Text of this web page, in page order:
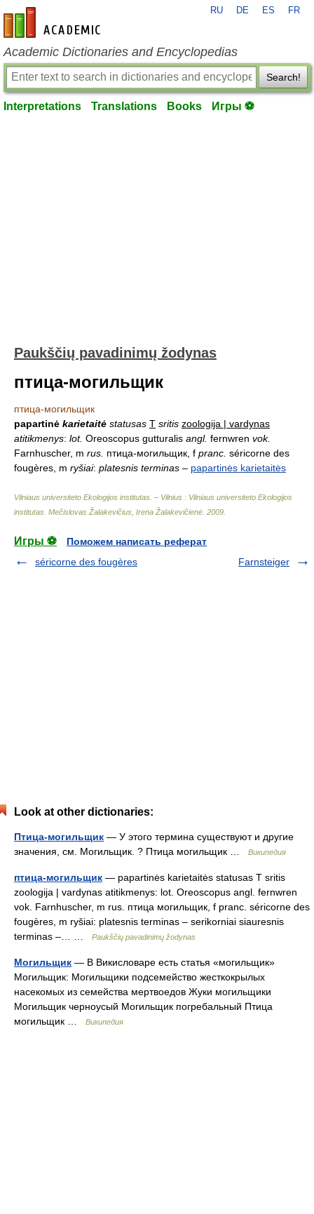
en-academic.com
RU DE ES FR
Academic Dictionaries and Encyclopedias
Search!
Interpretations Translations Books Игры ⚽
Paukščių pavadinimų žodynas
птица-могильщик
птица-могильщик
papartinė karietaitė statusas T sritis zoologija | vardynas
atitikmenys: lot. Oreoscopus gutturalis angl. fernwren vok.
Farnhuscher, m rus. птица-могильщик, f pranc. séricorne des
fougères, m ryšiai: platesnis terminas – papartinės karietaitės
Vilniaus universiteto Ekologijos institutas. – Vilnius : Vilniaus universiteto Ekologijos
institutas Mečislovas Žalakevičius, Irena Žalakevičienė 2009
Игры ⚽
Поможем написать реферат
séricorne des fougères
Farnsteiger
Look at other dictionaries:
Птица-могильщик — У этого термина существуют и другие
значения, см. Могильщик. ? Птица могильщик …
Википедия
птица-могильщик — papartinės karietaitės statusas T sritis
zoologija | vardynas atitikmenys: lot. Oreoscopus angl. fernwren
vok. Farnhuscher, m rus. птица могильщик, f pranc. séricorne des
fougères, m ryšiai: platesnis terminas – serikorniai siauresnis
terminas –… …
Paukščių pavadinimų žodynas
Могильщик — В Викисловаре есть статья «могильщик»
Могильщик: Могильщики подсемейство жесткокрылых
насекомых из семейства мертвоедов Жуки могильщики
Могильщик черноусый Могильщик погребальный Птица
могильщик …
Википедия